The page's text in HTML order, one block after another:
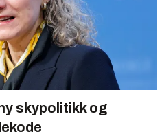
skypolitikk og